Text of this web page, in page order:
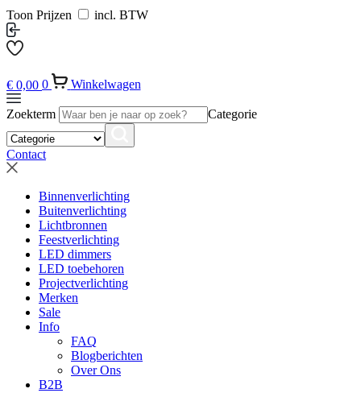
Toon Prijzen incl. BTW
€ 0,00 0 Winkelwagen
Zoekterm Categorie
Contact
Binnenverlichting
Buitenverlichting
Lichtbronnen
Feestverlichting
LED dimmers
LED toebehoren
Projectverlichting
Merken
Sale
Info
FAQ
Blogberichten
Over Ons
B2B